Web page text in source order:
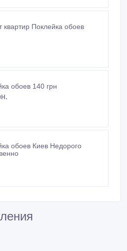
квартир Поклейка обоев
oбоев 140 грн
обоев Киев Недорого